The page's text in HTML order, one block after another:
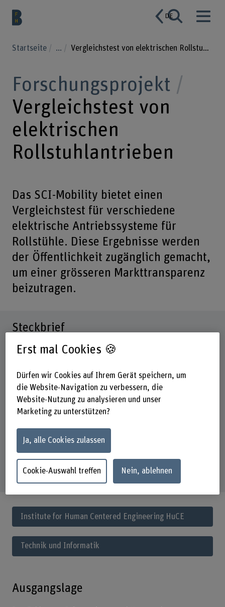
DE
Startseite ... Vergleichstest von elektrischen Rollstuhlantrieben
Forschungsprojekt
Vergleichstest von
elektrischen
Rollstuhlantrieben
Das SCI-Mobility bietet einen
Vergleichstest für verschiedene
elektrische Antriebssysteme für
Rollstühle. Diese Ergebnisse werden
der Öffentlichkeit zugänglich gemacht,
um einer grösseren Markttransparenz
beizutragen.
Steckbrief
Laufzeit
01.01.2022 - 01.09.2023
Projektleitung
Name
Schlüsselwörter
Rollstuhl, Roller, Elektrische Unterstützung,
Verbrauchertest, Beeinträchtigung
Institute for Human Centered Engineering HuCE
Technik und Informatik
Ausgangslage
Erst mal Cookies 🍪
Dürfen wir Cookies auf Ihrem Gerät speichern, um
die Website-Navigation zu verbessern, die
Website-Nutzung zu analysieren und unser
Marketing zu unterstützen?
Ja, alle Cookies zulassen
Cookie-Auswahl treffen Nein, ablehnen